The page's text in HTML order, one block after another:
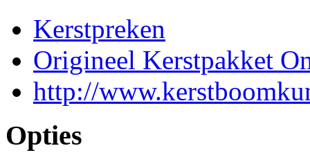
Kerstpreken
Origineel Kerstpakket
http://
Opties